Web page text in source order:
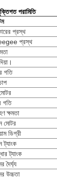
পরামিতি
প্রস্থ
প্রস্থ
গতি
গতি
ক্ষমতা
মোটর
ডিগ্রী
ট্যাংক
ট্যাংক
দৈর্ঘ্য
উচ্চতা